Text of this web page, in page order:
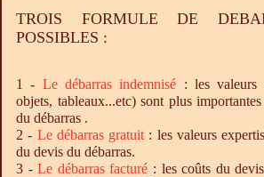
TROIS FORMULE DE
POSSIBLES :
1 - Ledébarras indemnisé : les valeurs
objets, tableaux...etc) sont plus
du débarras .
2 - Le débarrasgratuit : les valeurs
du devis du débarras.
3 -Le débarrasfacturé : les coûts du